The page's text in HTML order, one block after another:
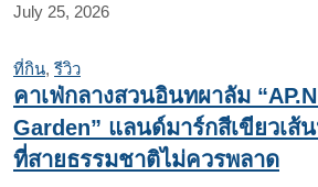
July 25, 2026
ที่กิน, รีวิว
คาเฟ่กลางสวนอินทผาลัม
Garden” แลนด์มาร์กสีเขียวเส้
ที่สายธรรมชาติไม่ควรพลาด